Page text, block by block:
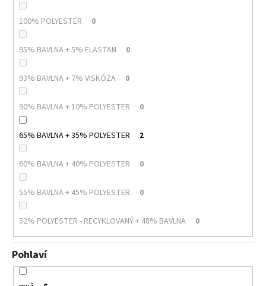
100% POLYESTER 0
95% BAVLNA + 5% ELASTAN 0
93% BAVLNA + 7% VISKÓZA 0
90% BAVLNA + 10% POLYESTER 0
65% BAVLNA + 35% POLYESTER 2
60% BAVLNA + 40% POLYESTER 0
55% BAVLNA + 45% POLYESTER 0
52% POLYESTER - RECYKLOVANÝ + 48% BAVLNA 0
Pohlaví